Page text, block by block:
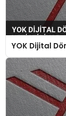
YOK Dijital